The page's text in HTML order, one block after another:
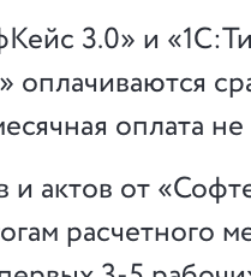
3.0» и
оплачиваются
оплата
актов от
расчетного